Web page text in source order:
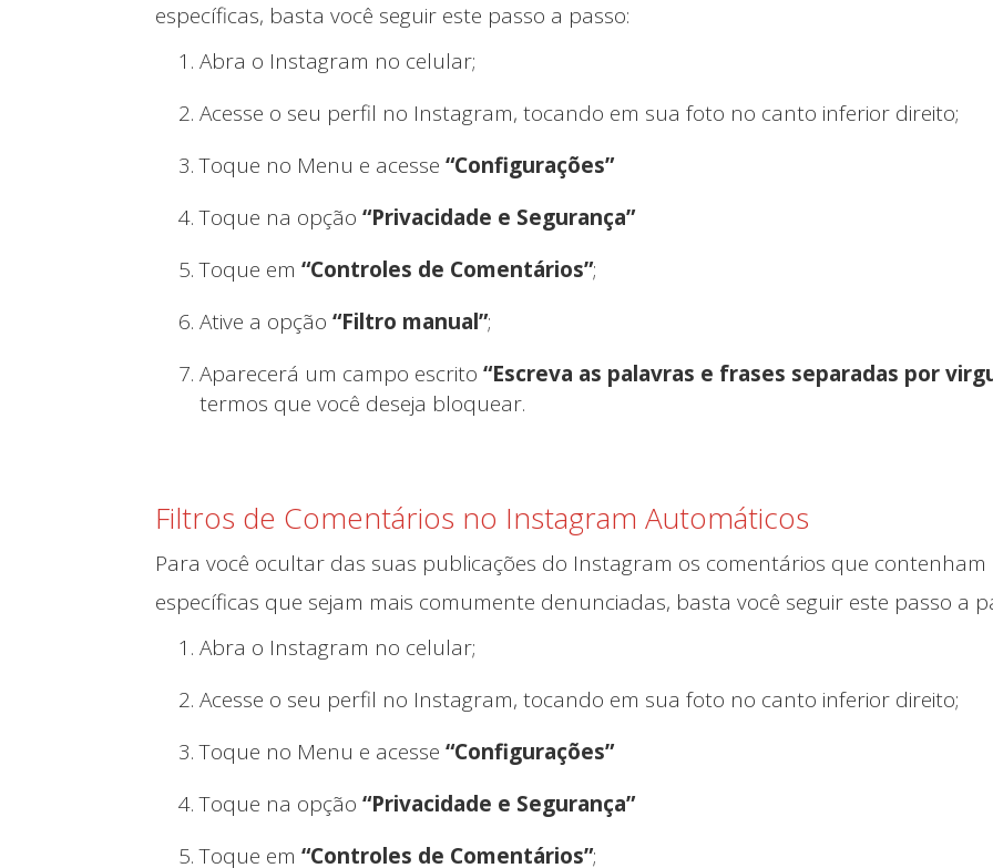
específicas, basta você seguir este passo a passo:
Abra o Instagram no celular;
Acesse o seu perfil no Instagram, tocando em sua foto no canto inferior direito;
Toque no Menu e acesse “Configurações”
Toque na opção “Privacidade e Segurança”
Toque em “Controles de Comentários”;
Ative a opção “Filtro manual”;
Aparecerá um campo escrito “Escreva as palavras e frases separadas por
termos que você deseja bloquear.
Filtros de Comentários no Instagram Automáticos
Para você ocultar das suas publicações do Instagram os comentários que
específicas que sejam mais comumente denunciadas, basta você seguir este passo a
Abra o Instagram no celular;
Acesse o seu perfil no Instagram, tocando em sua foto no canto inferior direito;
Toque no Menu e acesse “Configurações”
Toque na opção “Privacidade e Segurança”
Toque em “Controles de Comentários”;